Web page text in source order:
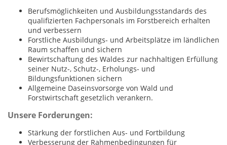
Berufsmöglichkeiten und Ausbildungsstandards des
qualifizierten Fachpersonals im Forstbereich erhalten
und verbessern
Forstliche Ausbildungs- und Arbeitsplätze im ländlichen
Raum schaffen und sichern
Bewirtschaftung des Waldes zur nachhaltigen Erfüllung
seiner Nutz-, Schutz-, Erholungs- und
Bildungsfunktionen sichern
Allgemeine Daseinsvorsorge von Wald und
Forstwirtschaft gesetzlich verankern.
Unsere Forderungen:
Stärkung der forstlichen Aus- und Fortbildung
Verbesserung der Rahmenbedingungen für